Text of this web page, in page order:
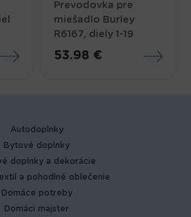
Prevodovka pre
miešadlo Burley
R6167, diely 1-19
53.98 €
Autodoplnky
Bytové doplnky
doplnky a dekorácie
a pohodlné oblečenie
Domáce potreby
Domáci majster